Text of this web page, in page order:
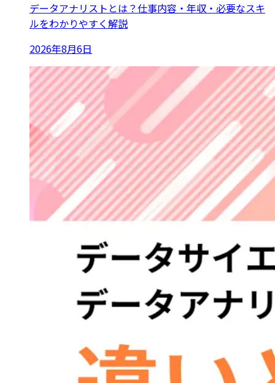
データアナリストとは？仕事内容・年収・必要なスキ
ルをわかりやすく解説
2026年8月6日